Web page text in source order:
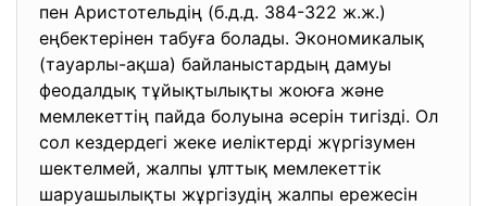
пен Аристотельдің (б.д.д. 384-322 ж.ж.)
еңбектерінен табуға болады. Экономикалық
(тауарлы-ақша) байланыстардың дамуы
феодалдық тұйықтылықты жоюға және
мемлекеттің пайда болуына әсерін тигізді. Ол
сол кездердегі жеке иеліктерді жүргізумен
шектелмей, жалпы ұлттық мемлекеттік
шаруашылықты жұргізудің жалпы ережесін